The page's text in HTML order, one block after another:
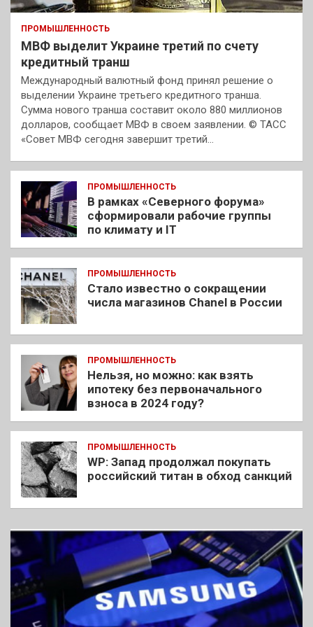
ПРОМЫШЛЕННОСТЬ
МВФ выделит Украине третий по счету
кредитный транш
Международный валютный фонд принял решение о
выделении Украине третьего кредитного транша.
Сумма нового транша составит около 880 миллионов
долларов, сообщает МВФ в своем заявлении. © ТАСС
«Совет МВФ сегодня завершит третий…
ПРОМЫШЛЕННОСТЬ
В рамках «Северного форума»
сформировали рабочие группы
по климату и IT
ПРОМЫШЛЕННОСТЬ
Стало известно о сокращении
числа магазинов Chanel в России
ПРОМЫШЛЕННОСТЬ
Нельзя, но можно: как взять
ипотеку без первоначального
взноса в 2024 году?
ПРОМЫШЛЕННОСТЬ
WP: Запад продолжал покупать
российский титан в обход санкций